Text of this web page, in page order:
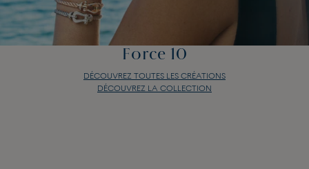
Force 10
DÉCOUVREZ TOUTES LES CRÉATIONS
DÉCOUVREZ LA COLLECTION